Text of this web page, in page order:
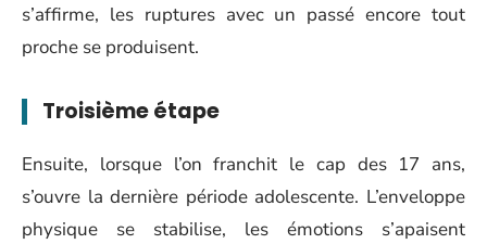
s’affirme, les ruptures avec un passé encore tout
proche se produisent.
Troisième étape
Ensuite, lorsque l’on franchit le cap des 17 ans,
s’ouvre la dernière période adolescente. L’enveloppe
physique se stabilise, les émotions s’apaisent